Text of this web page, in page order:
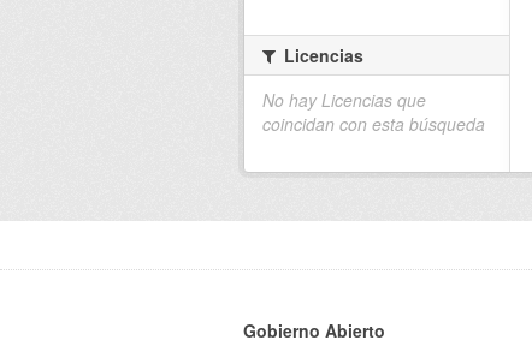
Licencias
No hay Licencias que
coincidan con esta búsqueda
Gobierno Abierto